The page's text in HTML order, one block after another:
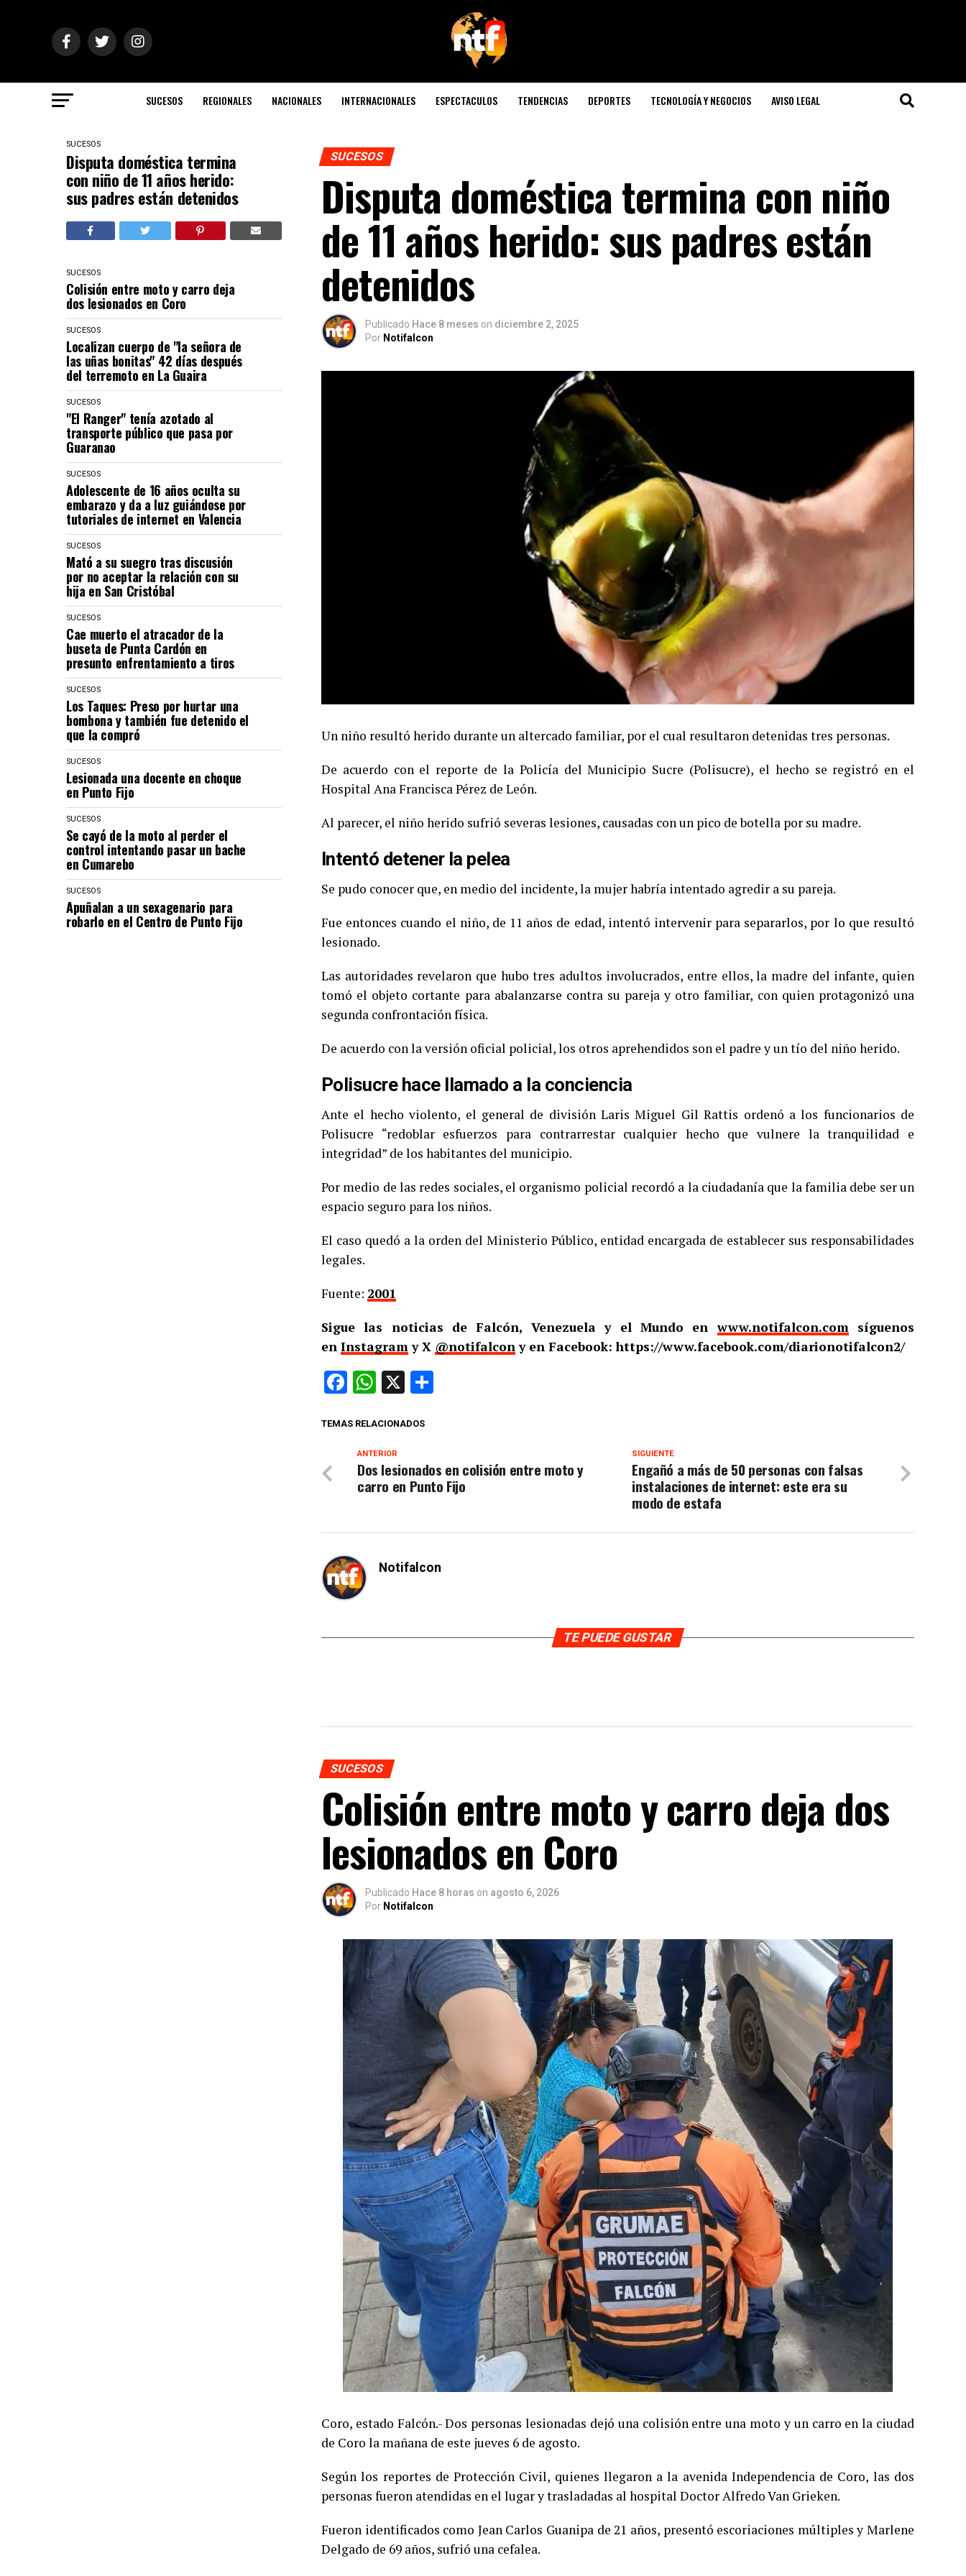
SUCESOS REGIONALES NACIONALES INTERNACIONALES ESPECTACULOS TENDENCIAS DEPORTES TECNOLOGÍA Y NEGOCIOS AVISO LEGAL
SUCESOS
Disputa doméstica termina
con niño de 11 años herido:
sus padres están detenidos
SUCESOS
Colisión entre moto y carro deja
dos lesionados en Coro
SUCESOS
Localizan cuerpo de "la señora de
las uñas bonitas" 42 días después
del terremoto en La Guaira
SUCESOS
"El Ranger" tenía azotado al
transporte público que pasa por
Guaranao
SUCESOS
Adolescente de 16 años oculta su
embarazo y da a luz guiándose por
tutoriales de internet en Valencia
SUCESOS
Mató a su suegro tras discusión
por no aceptar la relación con su
hija en San Cristóbal
SUCESOS
Cae muerto el atracador de la
buseta de Punta Cardón en
presunto enfrentamiento a tiros
SUCESOS
Los Taques: Preso por hurtar una
bombona y también fue detenido el
que la compró
SUCESOS
Lesionada una docente en choque
en Punto Fijo
SUCESOS
Se cayó de la moto al perder el
control intentando pasar un bache
en Cumarebo
SUCESOS
Apuñalan a un sexagenario para
robarlo en el Centro de Punto Fijo
SUCESOS
Disputa doméstica termina con niño
de 11 años herido: sus padres están
detenidos
Publicado Hace 8 meses on diciembre 2, 2025
Por Notifalcon
Un niño resultó herido durante un altercado familiar, por el cual resultaron detenidas tres personas.
De acuerdo con el reporte de la Policía del Municipio Sucre (Polisucre), el hecho se registró en el
Hospital Ana Francisca Pérez de León.
Al parecer, el niño herido sufrió severas lesiones, causadas con un pico de botella por su madre.
Intentó detener la pelea
Se pudo conocer que, en medio del incidente, la mujer habría intentado agredir a su pareja.
Fue entonces cuando el niño, de 11 años de edad, intentó intervenir para separarlos, por lo que resultó
lesionado.
Las autoridades revelaron que hubo tres adultos involucrados, entre ellos, la madre del infante, quien
tomó el objeto cortante para abalanzarse contra su pareja y otro familiar, con quien protagonizó una
segunda confrontación física.
De acuerdo con la versión oficial policial, los otros aprehendidos son el padre y un tío del niño herido.
Polisucre hace llamado a la conciencia
Ante el hecho violento, el general de división Laris Miguel Gil Rattis ordenó a los funcionarios de
Polisucre “redoblar esfuerzos para contrarrestar cualquier hecho que vulnere la tranquilidad e
integridad” de los habitantes del municipio.
Por medio de las redes sociales, el organismo policial recordó a la ciudadanía que la familia debe ser un
espacio seguro para los niños.
El caso quedó a la orden del Ministerio Público, entidad encargada de establecer sus responsabilidades
legales.
Fuente: 2001
Sigue las noticias de Falcón, Venezuela y el Mundo enwww.notifalcon.comsíguenos
en Instagramy X @notifalcony en Facebook: https://www.facebook.com/diarionotifalcon2/
Facebook
WhatsApp
X
TEMAS RELACIONADOS
SIGUIENTE
Engañó a más de 50 personas con falsas
instalaciones de internet: este era su
modo de estafa
ANTERIOR
Dos lesionados en colisión entre moto y
carro en Punto Fijo
Notifalcon
TE PUEDE GUSTAR
SUCESOS
Colisión entre moto y carro deja dos
lesionados en Coro
Publicado Hace 8 horas on agosto 6, 2026
Por Notifalcon
Coro, estado Falcón.- Dos personas lesionadas dejó una colisión entre una moto y un carro en la ciudad
de Coro la mañana de este jueves 6 de agosto.
Según los reportes de Protección Civil, quienes llegaron a la avenida Independencia de Coro, las dos
personas fueron atendidas en el lugar y trasladadas al hospital Doctor Alfredo Van Grieken.
Fueron identificados como Jean Carlos Guanipa de 21 años, presentó escoriaciones múltiples y Marlene
Delgado de 69 años, sufrió una cefalea.